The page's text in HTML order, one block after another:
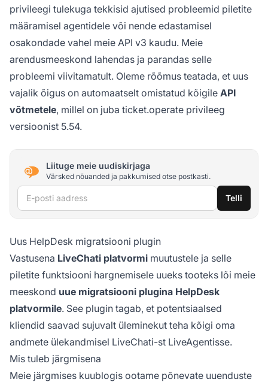
privileegi tulekuga tekkisid ajutised probleemid piletite
määramisel agentidele või nende edastamisel
osakondade vahel meie API v3 kaudu. Meie
arendusmeeskond lahendas ja parandas selle
probleemi viivitamatult. Oleme rõõmus teatada, et uus
vajalik õigus on automaatselt omistatud kõigile API
võtmetele, millel on juba ticket.operate privileeg
versioonist 5.54.
Liituge meie uudiskirjaga
Värsked nõuanded ja pakkumised otse postkasti.
E-posti aadress Telli
Uus HelpDesk migratsiooni plugin
Vastusena LiveChati platvormi muutustele ja selle
piletite funktsiooni hargnemisele uueks tooteks lõi meie
meeskond uue migratsiooni plugina HelpDesk
platvormile. See plugin tagab, et potentsiaalsed
kliendid saavad sujuvalt üleminekut teha kõigi oma
andmete ülekandmisel LiveChati-st LiveAgentisse.
Mis tuleb järgmisena
Meie järgmises kuublogis ootame põnevate uuenduste